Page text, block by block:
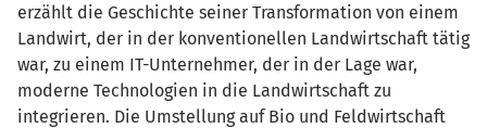
erzählt die Geschichte seiner Transformation von einem
Landwirt, der in der konventionellen Landwirtschaft tätig
war, zu einem IT-Unternehmer, der in der Lage war,
moderne Technologien in die Landwirtschaft zu
integrieren. Die Umstellung auf Bio und Feldwirtschaft